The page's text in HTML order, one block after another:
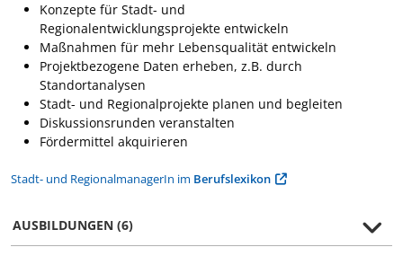
Konzepte für Stadt- und
Regionalentwicklungsprojekte entwickeln
Maßnahmen für mehr Lebensqualität entwickeln
Projektbezogene Daten erheben, z.B. durch
Standortanalysen
Stadt- und Regionalprojekte planen und begleiten
Diskussionsrunden veranstalten
Fördermittel akquirieren
Stadt- und RegionalmanagerIn im Berufslexikon
AUSBILDUNGEN (6)